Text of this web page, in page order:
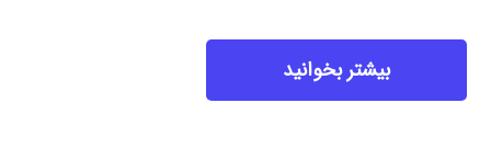
بیشتر بخوانید